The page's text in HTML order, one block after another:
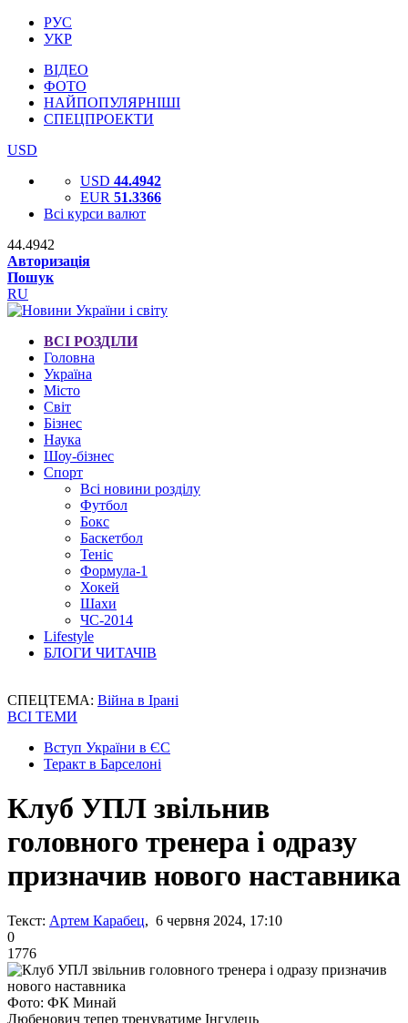
РУС
УКР
ВІДЕО
ФОТО
НАЙПОПУЛЯРНІШІ
СПЕЦПРОЕКТИ
USD
USD 44.4942
EUR 51.3366
Всі курси валют
44.4942
Авторизація
Пошук
RU
ВСІ РОЗДІЛИ
Головна
Україна
Місто
Світ
Бізнес
Наука
Шоу-бізнес
Спорт
Всі новини розділу
Футбол
Бокс
Баскетбол
Теніс
Формула-1
Хокей
Шахи
ЧС-2014
Lifestyle
БЛОГИ ЧИТАЧІВ
СПЕЦТЕМА: Війна в Ірані
ВСІ ТЕМИ
Вступ України в ЄС
Теракт в Барселоні
Клуб УПЛ звільнив
головного тренера і одразу
призначив нового наставника
Текст: Артем Карабец, 6 червня 2024, 17:10
0
1776
Фото: ФК Минай
Любенович тепер тренуватиме Інгулець